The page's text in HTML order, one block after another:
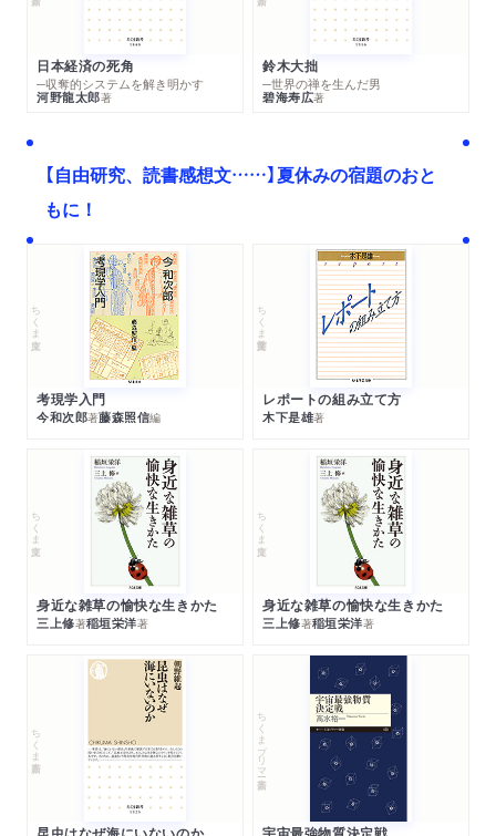
日本経済の死角
─収奪的システムを解き明かす
河野龍太郎著
鈴木大拙
─世界の禅を生んだ男
碧海寿広著
【自由研究、読書感想文……】夏休みの宿題のおと
もに！
ちくま文庫
考現学入門
今和次郎著藤森照信編
ちくま学芸文庫
レポートの組み立て方
木下是雄著
ちくま文庫
身近な雑草の愉快な生きかた
三上修著稲垣栄洋著
ちくま文庫
身近な雑草の愉快な生きかた
三上修著稲垣栄洋著
ちくま新書 ちくまプリマー新書